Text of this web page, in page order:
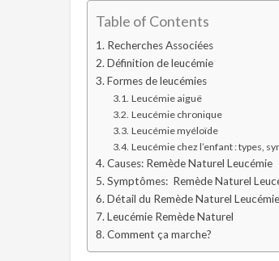
Table of Contents
Recherches Associées
Définition de leucémie
Formes de leucémies
Leucémie aiguë
Leucémie chronique
Leucémie myéloïde
Leucémie chez l’enfant : types,
Causes: Remède Naturel Leucémie
Symptômes: Remède Naturel
Détail du Remède Naturel Leucémie
Leucémie Remède Naturel
Comment ça marche?